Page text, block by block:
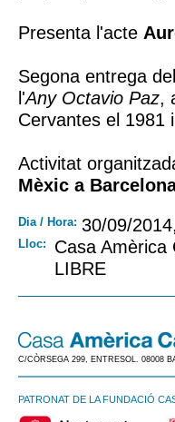
Presenta l'acte
Segona entrega
l'Any Octavio Paz,
Cervantes el 1981
Activitat
Mèxic a
Dia / Hora: 30/09/
Lloc:
Casa Amèrica
LIBRE
C/CÒRSEGA 299, ENTRESOL. 08008
PATRONAT DE LA FUNDACIÓ